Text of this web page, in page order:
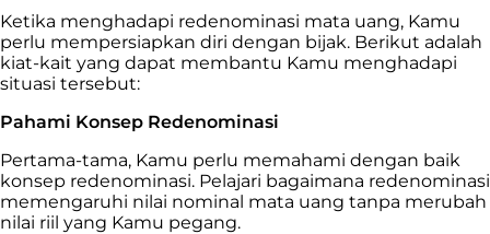
Ketika menghadapi redenominasi mata uang, Kamu
perlu mempersiapkan diri dengan bijak. Berikut adalah
kiat-kait yang dapat membantu Kamu menghadapi
situasi tersebut:
Pahami Konsep Redenominasi
Pertama-tama, Kamu perlu memahami dengan baik
konsep redenominasi. Pelajari bagaimana redenominasi
memengaruhi nilai nominal mata uang tanpa merubah
nilai riil yang Kamu pegang.